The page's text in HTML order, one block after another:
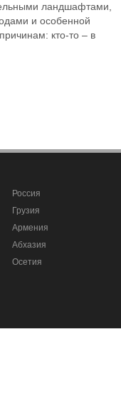
ландшафтами,
и особенной
кто-то – в
Россия
Грузия
Армения
Абхазия
Осетия